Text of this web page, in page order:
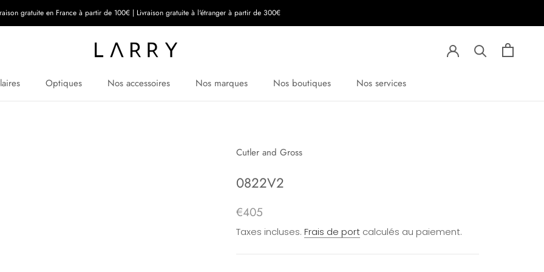
gratuite en France à partir de 100€ | Livraison gratuite à l'étranger à partir de 300€
Optiques Nos accessoires Nos marques Nos boutiques Nos services
Cutler and Gross
0822V2
€405
Taxes incluses. Frais de port calculés au paiement.